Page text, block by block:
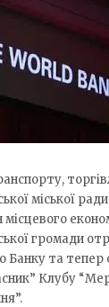
міської
громади
Банку та
Клубу